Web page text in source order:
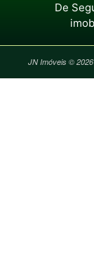
De
JN Imóveis ©